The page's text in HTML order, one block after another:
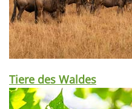
Tiere des Waldes